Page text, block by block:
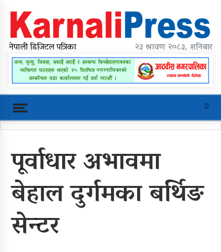
content
karnalipress
Online News Portal
नेपाली डिजिटल पत्रिका २३ श्रावण २०८३, शनिबार
महावै गाउँपालिकाको प्रशासकीय भवन
शिलान्यास
पूर्वाधार अभावमा
बेहाल दुर्गमका बर्थिङ
सेन्टर